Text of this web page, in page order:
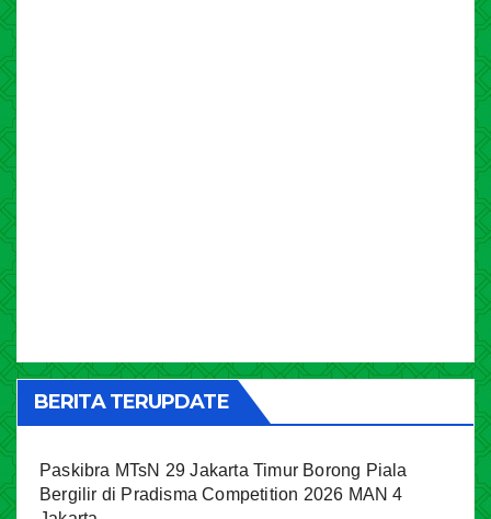
BERITA TERUPDATE
Paskibra MTsN 29 Jakarta Timur Borong Piala
Bergilir di Pradisma Competition 2026 MAN 4